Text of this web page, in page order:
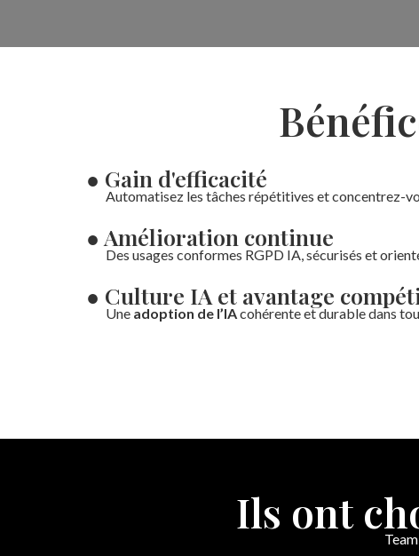
● Gain d'efficacité
Automatisez les tâches répétitives et concentrez-
● Amélioration continue
Des usages conformes RGPD IA, sécurisés et
● Culture IA et avantage
Une adoption de l’IAcohérente et durable dans
Ils ont